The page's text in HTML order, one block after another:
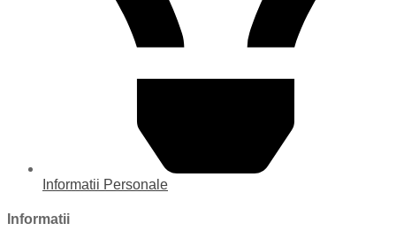
Informatii Personale
Informatii